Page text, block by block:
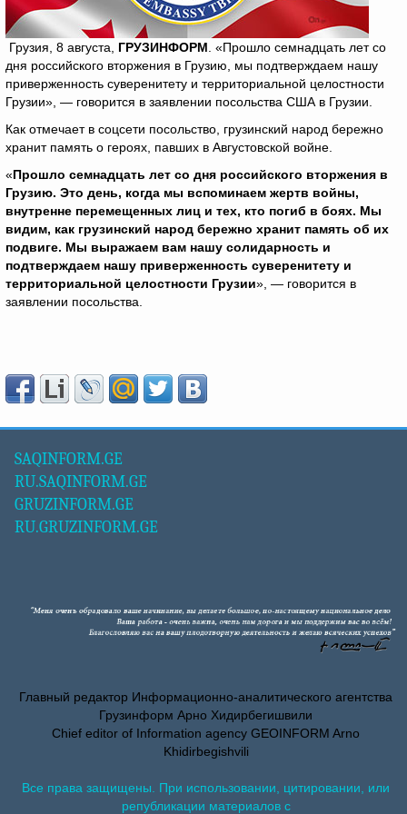
Грузия, 8 августа, ГРУЗИНФОРМ . «Прошло семнадцать лет со
дня российского вторжения в Грузию, мы подтверждаем нашу
приверженность суверенитету и территориальной целостности
Грузии», — говорится в заявлении посольства США в Грузии.
Как отмечает в соцсети посольство, грузинский народ бережно
хранит память о героях, павших в Августовской войне.
«Прошло семнадцать лет со дня российского вторжения в
Грузию. Это день, когда мы вспоминаем жертв войны,
внутренне перемещенных лиц и тех, кто погиб в боях. Мы
видим, как грузинский народ бережно хранит память об их
подвиге. Мы выражаем вам нашу солидарность и
подтверждаем нашу приверженность суверенитету и
территориальной целостности Грузии», — говорится в
заявлении посольства.
SAQINFORM.GE
RU.SAQINFORM.GE
GRUZINFORM.GE
RU.GRUZINFORM.GE
Главный редактор Информационно-аналитического агентства
Грузинформ Арно Хидирбегишвили
Chief editor of Information agency GEOINFORM Arno
Khidirbegishvili
Все права защищены. При использовании, цитировании, или
републикации материалов с